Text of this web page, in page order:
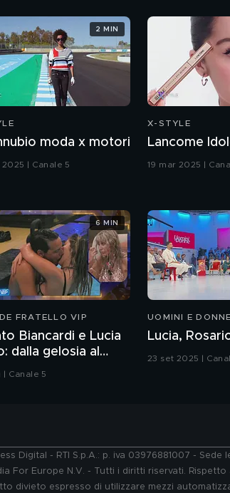
moda x motori
2025 | Canale 5
2 MIN
X-STYLE
Lancome
19 mar 2025 |
FRATELLO VIP
Biancardi e Lucia
dalla gelosia al
| Canale 5
6 MIN
UOMINI E DONNE
Lucia,
23 set 2025 |
Digital - RTI S.p.A.: p. iva 03976881007 -
For Europe N.V. - Tutti i diritti riservati.
divieto espresso di utilizzare mezzi